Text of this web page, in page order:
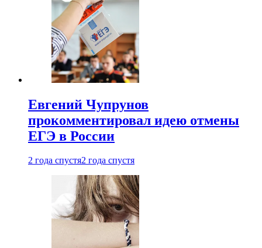
Евгений Чупрунов
прокомментировал идею отмены
ЕГЭ в России
2 года спустя2 года спустя